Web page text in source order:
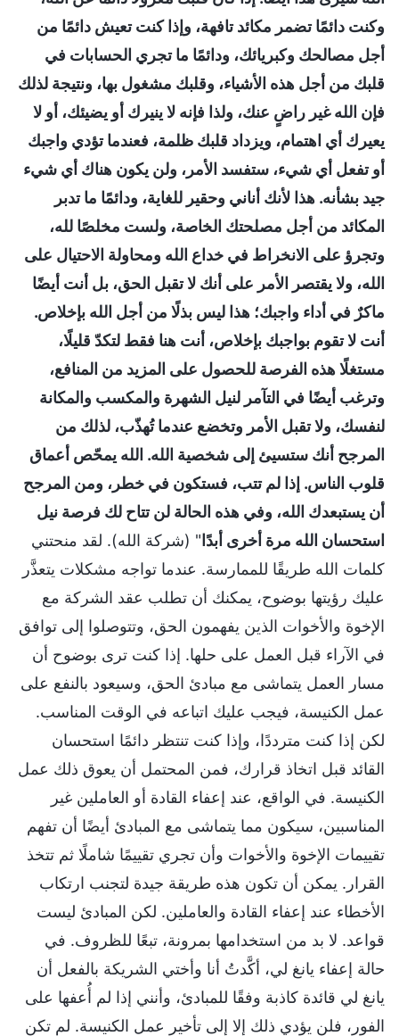
وكنت دائمًا تضمر مكائد تافهة، وإذا كنت تعيش دائمًا من
أجل مصالحك وكبريائك، ودائمًا ما تجري الحسابات في
قلبك من أجل هذه الأشياء، وقلبك مشغول بها، ونتيجة لذلك
فإن الله غير راضٍ عنك، ولذا فإنه لا ينيرك أو يضيئك، أو لا
يعيرك أي اهتمام، ويزداد قلبك ظلمة، فعندما تؤدي واجبك
أو تفعل أي شيء، ستفسد الأمر، ولن يكون هناك أي شيء
جيد بشأنه. هذا لأنك أناني وحقير للغاية، ودائمًا ما تدبر
المكائد من أجل مصلحتك الخاصة، ولست مخلصًا لله،
وتجرؤ على الانخراط في خداع الله ومحاولة الاحتيال على
الله، ولا يقتصر الأمر على أنك لا تقبل الحق، بل أنت أيضًا
ماكرٌ في أداء واجبك؛ هذا ليس بذلًا من أجل الله بإخلاص.
أنت لا تقوم بواجبك بإخلاص، أنت هنا فقط لتكدّ قليلًا،
مستغلًا هذه الفرصة للحصول على المزيد من المنافع،
وترغب أيضًا في التآمر لنيل الشهرة والمكسب والمكانة
لنفسك، ولا تقبل الأمر وتخضع عندما تُهذّب، لذلك من
المرجح أنك ستسيئ إلى شخصية الله. الله يمحّص أعماق
قلوب الناس. إذا لم تتب، فستكون في خطر، ومن المرجح
أن يستبعدك الله، وفي هذه الحالة لن تتاح لك فرصة نيل
استحسان الله مرة أخرى أبدًا" (شركة الله). لقد منحتني
كلمات الله طريقًا للممارسة. عندما تواجه مشكلات يتعذَّر
عليك رؤيتها بوضوح، يمكنك أن تطلب عقد الشركة مع
الإخوة والأخوات الذين يفهمون الحق، وتتوصلوا إلى توافق
في الآراء قبل العمل على حلها. إذا كنت ترى بوضوح أن
مسار العمل يتماشى مع مبادئ الحق، وسيعود بالنفع على
عمل الكنيسة، فيجب عليك اتباعه في الوقت المناسب.
لكن إذا كنت مترددًا، وإذا كنت تنتظر دائمًا استحسان
القائد قبل اتخاذ قرارك، فمن المحتمل أن يعوق ذلك عمل
الكنيسة. في الواقع، عند إعفاء القادة أو العاملين غير
المناسبين، سيكون مما يتماشى مع المبادئ أيضًا أن تفهم
تقييمات الإخوة والأخوات وأن تجري تقييمًا شاملًا ثم تتخذ
القرار. يمكن أن تكون هذه طريقة جيدة لتجنب ارتكاب
الأخطاء عند إعفاء القادة والعاملين. لكن المبادئ ليست
قواعد. لا بد من استخدامها بمرونة، تبعًا للظروف. في
حالة إعفاء يانغ لي، أكَّدتُ أنا وأختي الشريكة بالفعل أن
يانغ لي قائدة كاذبة وفقًا للمبادئ، وأنني إذا لم أُعفها على
الفور، فلن يؤدي ذلك إلا إلى تأخير عمل الكنيسة. لم تكن